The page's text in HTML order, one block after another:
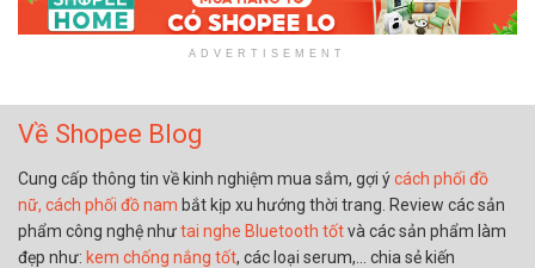
ADVERTISEMENT
Về Shopee Blog
Cung cấp thông tin về kinh nghiệm mua sắm, gợi ýcách phối đồ
nữ, cách phối đồ nam bắt kịp xu hướng thời trang. Review các sản
phẩm công nghệ nhưtai nghe Bluetooth tốtvà các sản phẩm làm
đẹp như: kem chống nắng tốt, các loại serum,… chia sẻ kiến